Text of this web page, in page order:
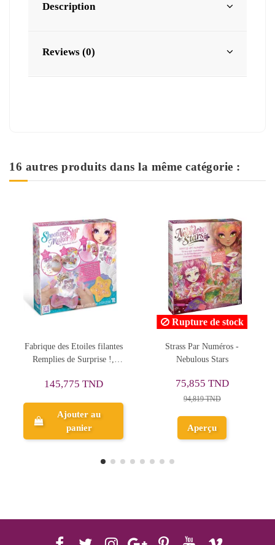
Description
Reviews (0)
16 autres produits dans la même catégorie :
filantes
Surprise !,
Rupture de stock
Strass Par Numéros -
Nebulous Stars
75,855 TND
Rupture
Set 2en1 De
& Bead, Cra-
143,143